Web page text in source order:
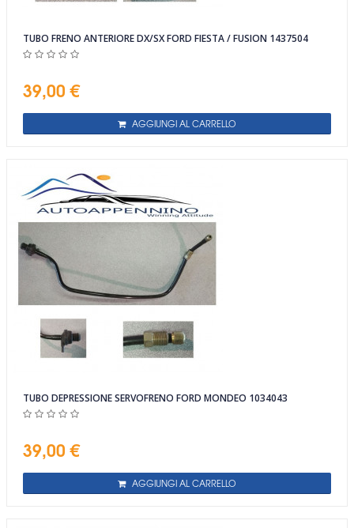
TUBO FRENO ANTERIORE DX/SX FORD FIESTA / FUSION 1437504
39,00 €
AGGIUNGI AL CARRELLO
TUBO DEPRESSIONE SERVOFRENO FORD MONDEO 1034043
39,00 €
AGGIUNGI AL CARRELLO